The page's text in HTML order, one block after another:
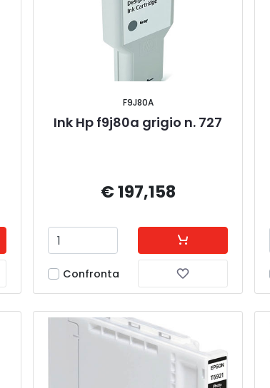
F9J80A
Ink Hp f9j80a grigio n. 727
€ 197,158
Confronta